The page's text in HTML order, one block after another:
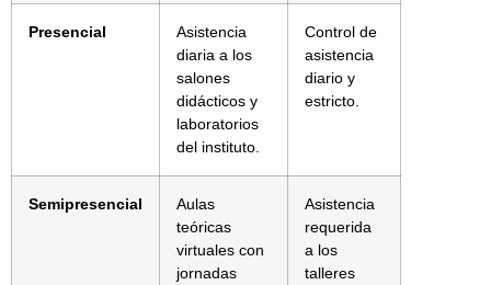
Presencial
Asistencia
diaria a los
salones
didácticos y
laboratorios
del instituto.
Control de
asistencia
diario y
estricto.
Semipresencial
Aulas
teóricas
virtuales con
jornadas
Asistencia
requerida
a los
talleres